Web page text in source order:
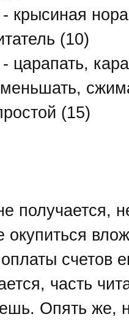
- крысиная
(10)
царапать,
(15)
получается,
окупиться
счетов
часть
Опять же,